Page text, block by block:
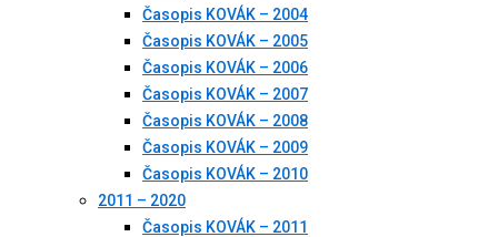
Časopis KOVÁK – 2004
Časopis KOVÁK – 2005
Časopis KOVÁK – 2006
Časopis KOVÁK – 2007
Časopis KOVÁK – 2008
Časopis KOVÁK – 2009
Časopis KOVÁK – 2010
2011 – 2020
Časopis KOVÁK – 2011